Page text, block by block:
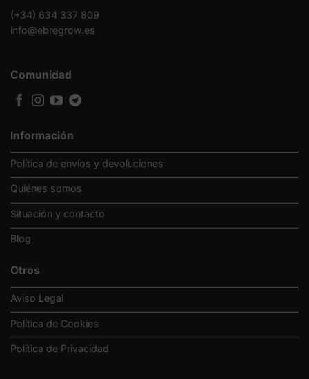
(+34) 634 337 809
info@ebregrow.es
Información
Política de envíos y devoluciones
Quiénes somos
Situación y contacto
Blog
Otros
Aviso Legal
Política de Cookies
Política de Privacidad
Comunidad